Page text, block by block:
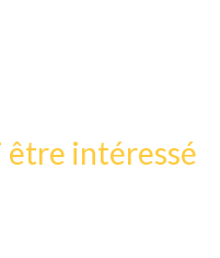
être intéressé